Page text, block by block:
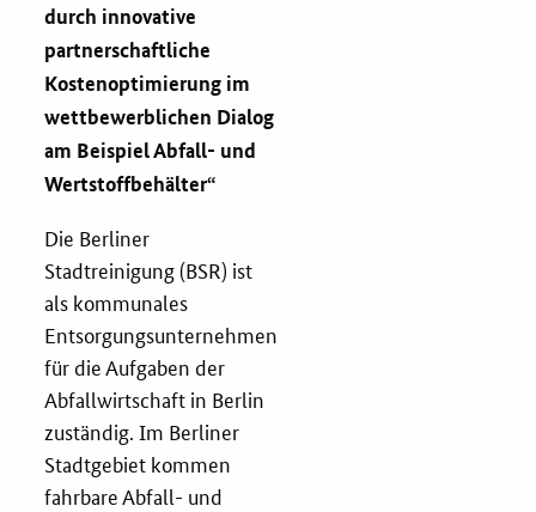
durch innovative
partnerschaftliche
Kostenoptimierung im
wettbewerblichen Dialog
am Beispiel Abfall- und
Wertstoffbehälter“
Die Berliner
Stadtreinigung (BSR) ist
als kommunales
Entsorgungsunternehmen
für die Aufgaben der
Abfallwirtschaft in Berlin
zuständig. Im Berliner
Stadtgebiet kommen
fahrbare Abfall- und